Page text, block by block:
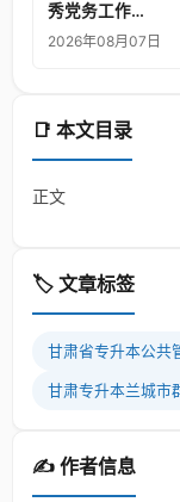
📑 本文目录
正文
🏷️ 文章标签
甘肃省专升本公共
甘肃专升本兰城市
✍️ 作者信息
秀党务工作…
2026年08月07日